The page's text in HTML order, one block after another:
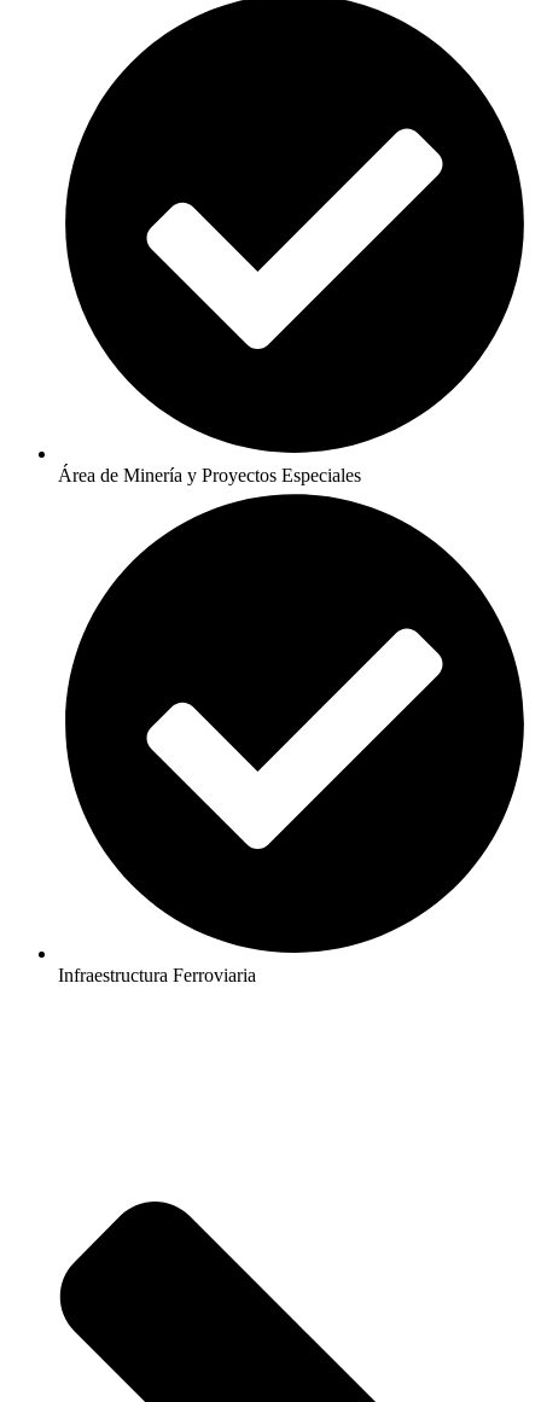
Área de Minería y Proyectos Especiales
Infraestructura Ferroviaria